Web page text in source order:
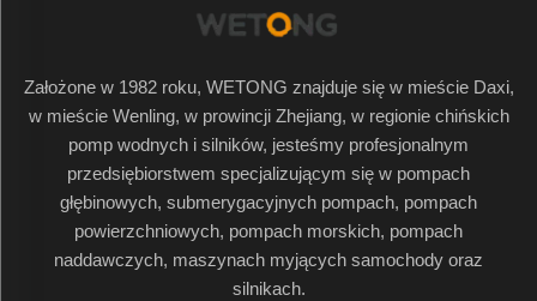
Założone w 1982 roku, WETONG znajduje się w mieście Daxi,
w mieście Wenling, w prowincji Zhejiang, w regionie chińskich
pomp wodnych i silników, jesteśmy profesjonalnym
przedsiębiorstwem specjalizującym się w pompach
głębinowych, submerygacyjnych pompach, pompach
powierzchniowych, pompach morskich, pompach
naddawczych, maszynach myjących samochody oraz
silnikach.